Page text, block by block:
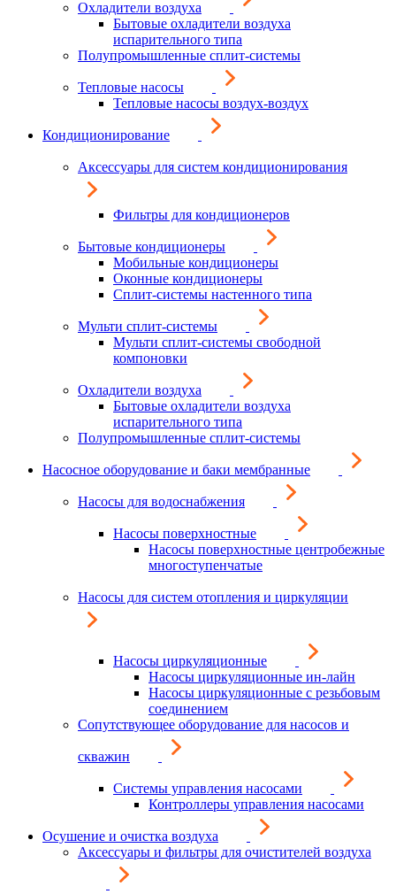
Охладители воздуха
Бытовые охладители воздуха
испарительного типа
Полупромышленные сплит-системы
Тепловые насосы
Тепловые насосы воздух-воздух
Кондиционирование
Аксессуары для систем кондиционирования
Фильтры для кондиционеров
Бытовые кондиционеры
Мобильные кондиционеры
Оконные кондиционеры
Сплит-системы настенного типа
Мульти сплит-системы
Мульти сплит-системы свободной
компоновки
Охладители воздуха
Бытовые охладители воздуха
испарительного типа
Полупромышленные сплит-системы
Насосное оборудование и баки мембранные
Насосы для водоснабжения
Насосы поверхностные
Насосы поверхностные центробежные
многоступенчатые
Насосы для систем отопления и циркуляции
Насосы циркуляционные
Насосы циркуляционные ин-лайн
Насосы циркуляционные с резьбовым
соединением
Сопутствующее оборудование для насосов и
скважин
Системы управления насосами
Контроллеры управления насосами
Осушение и очистка воздуха
Аксессуары и фильтры для очистителей воздуха